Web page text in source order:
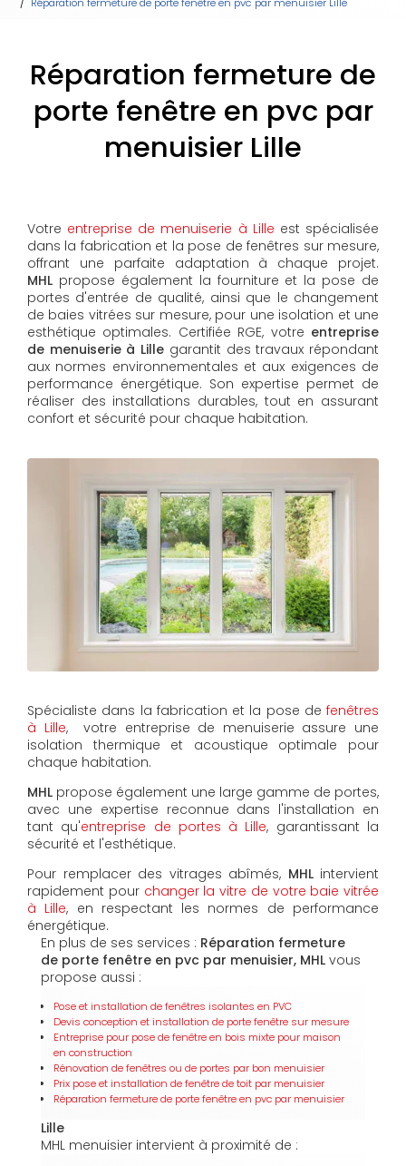
Réparation fermeture de
porte fenêtre en pvc par
menuisier Lille
Votre entreprise de menuiserie à Lille est spécialisée
dans la fabrication et la pose de fenêtres sur mesure,
offrant une parfaite adaptation à chaque projet.
MHL propose également la fourniture et la pose de
portes d'entrée de qualité, ainsi que le changement
de baies vitrées sur mesure, pour une isolation et une
esthétique optimales. Certifiée RGE, votre entreprise
de menuiserie à Lille garantit des travaux répondant
aux normes environnementales et aux exigences de
performance énergétique. Son expertise permet de
réaliser des installations durables, tout en assurant
confort et sécurité pour chaque habitation.
Spécialiste dans la fabrication et la pose de fenêtres
à Lille, votre entreprise de menuiserie assure une
isolation thermique et acoustique optimale pour
chaque habitation.
MHL propose également une large gamme de portes,
avec une expertise reconnue dans l'installation en
tant qu'entreprise de portes à Lille, garantissant la
sécurité et l'esthétique.
Pour remplacer des vitrages abîmés, MHLintervient
rapidement pour changer la vitre de votre baie vitrée
à Lille, en respectant les normes de performance
énergétique.
En plus de ses services : Réparation fermeture
de porte fenêtre en pvc par menuisier, MHL vous
propose aussi :
Pose et installation de fenêtres isolantes en PVC
Devis conception et installation de porte fenêtre sur mesure
Entreprise pour pose de fenêtre en bois mixte pour maison
en construction
Rénovation de fenêtres ou de portes par bon menuisier
Prix pose et installation de fenêtre de toit par menuisier
Réparation fermeture de porte fenêtre en pvc par menuisier
Lille
MHL menuisier intervient à proximité de :